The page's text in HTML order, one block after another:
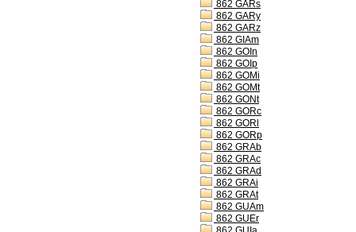
862 GARs
862 GARy
862 GARz
862 GIAm
862 GOIn
862 GOIp
862 GOMi
862 GOMt
862 GONt
862 GORc
862 GORl
862 GORp
862 GRAb
862 GRAc
862 GRAd
862 GRAi
862 GRAt
862 GUAm
862 GUEr